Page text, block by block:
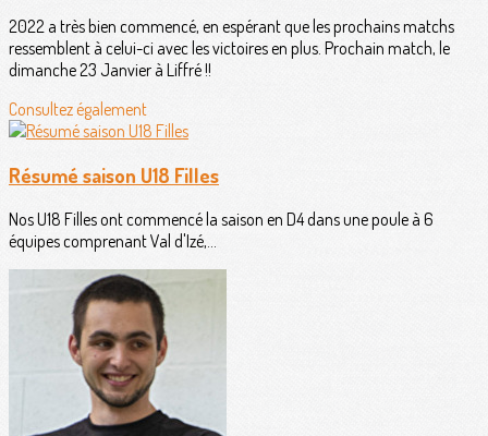
2022 a très bien commencé, en espérant que les prochains matchs
ressemblent à celui-ci avec les victoires en plus. Prochain match, le
dimanche 23 Janvier à Liffré !!
Consultez également
Résumé saison U18 Filles
Nos U18 Filles ont commencé la saison en D4 dans une poule à 6
équipes comprenant Val d'Izé,...